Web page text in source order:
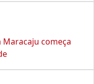
começa